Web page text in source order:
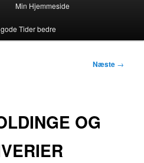
Min Hjemmeside
Tider bedre
Næste →
OG